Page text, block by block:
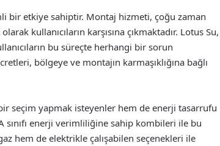
bir etkiye sahiptir. Montaj hizmeti, çoğu zaman
kullanıcıların karşısına çıkmaktadır. Lotus Su,
bu süreçte herhangi bir sorun
bölgeye ve montajın karmaşıklığına bağlı
seçim yapmak isteyenler hem de enerji tasarrufu
enerji verimliliğine sahip kombileri ile bu
hem de elektrikle çalışabilen seçenekleri ile